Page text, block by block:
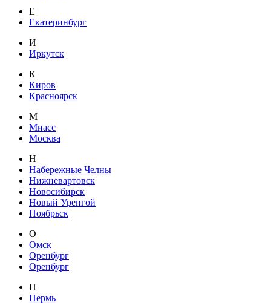
Е
Екатеринбург
И
Иркутск
К
Киров
Красноярск
М
Миасс
Москва
Н
Набережные Челны
Нижневартовск
Новосибирск
Новый Уренгой
Ноябрьск
О
Омск
Оренбург
Оренбург
П
Пермь